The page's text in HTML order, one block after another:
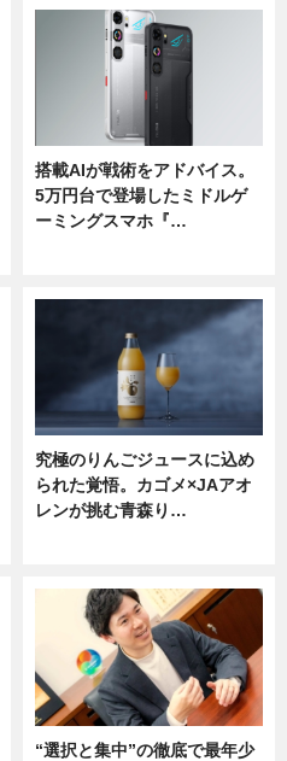
搭載AIが戦術をアドバイス。
5万円台で登場したミドルゲ
ーミングスマホ『…
究極のりんごジュースに込め
られた覚悟。カゴメ×JAアオ
レンが挑む青森り…
“選択と集中”の徹底で最年少